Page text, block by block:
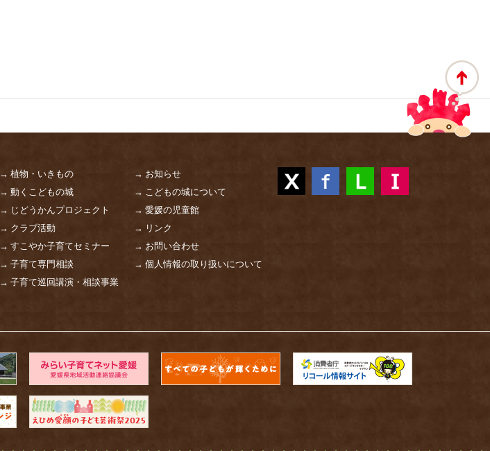
→ 植物・いきもの
→ 動くこどもの城
→ じどうかんプロジェクト
→ クラブ活動
→ すこやか子育てセミナー
→ 子育て専門相談
→ 子育て巡回講演・相談事業
→ お知らせ
→ こどもの城について
→ 愛媛の児童館
→ リンク
→ お問い合わせ
→ 個人情報の取り扱いについて